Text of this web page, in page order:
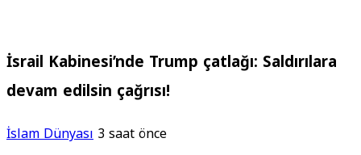
İsrail Kabinesi’nde Trump çatlağı: Saldırılara
devam edilsin çağrısı!
İslam Dünyası3 saat önce